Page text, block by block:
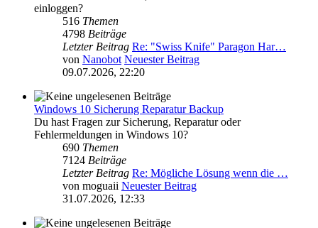
einloggen?
516 Themen
4798 Beiträge
Letzter Beitrag Re: "Swiss Knife" Paragon Har…
von Nanobot Neuester Beitrag
09.07.2026, 22:20
Windows 10 Sicherung Reparatur Backup
Du hast Fragen zur Sicherung, Reparatur oder
Fehlermeldungen in Windows 10?
690 Themen
7124 Beiträge
Letzter Beitrag Re: Mögliche Lösung wenn die …
von moguaii Neuester Beitrag
31.07.2026, 12:33